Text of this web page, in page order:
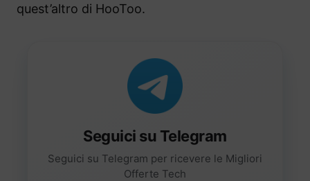
quest’altro di HooToo.
Seguici su Telegram
Seguici su Telegram per ricevere le Migliori
Offerte Tech